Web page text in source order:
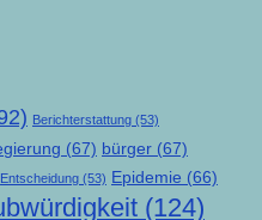
Berichterstattung (53)
(67) bürger (67)
Entscheidung (53) Epidemie (66)
(124)